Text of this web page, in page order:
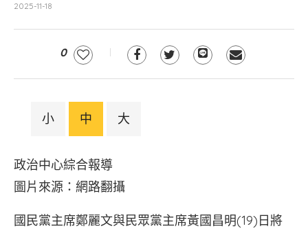
2025-11-18
0
小 中 大
政治中心綜合報導
圖片來源：網路翻攝
國民黨主席鄭麗文與民眾黨主席黃國昌明(19)日將